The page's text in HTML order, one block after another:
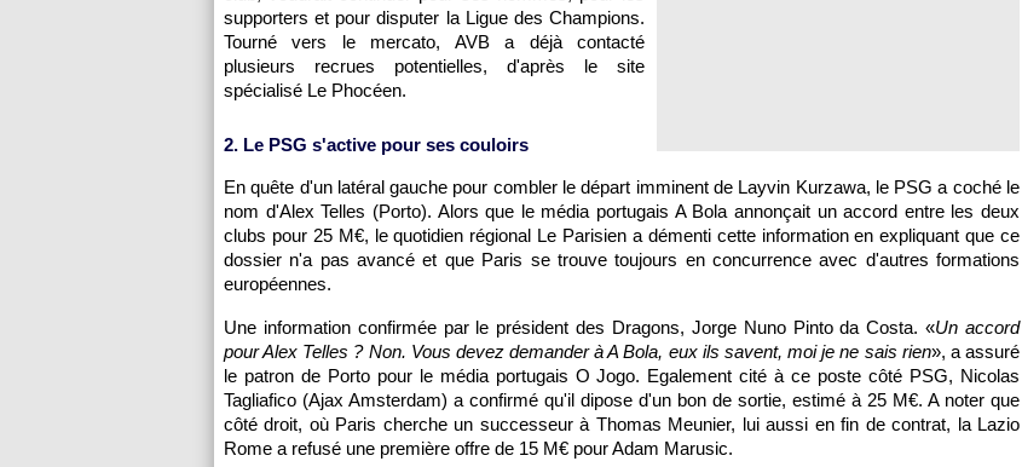
supporters et pour disputer la Ligue des Champions.
Tourné vers le mercato, AVB a déjà contacté
plusieurs recrues potentielles, d'après le site
spécialisé Le Phocéen.
2. Le PSG s'active pour ses couloirs
En quête d'un latéral gauche pour combler le départ imminent de Layvin Kurzawa, le PSG a coché le
nom d'Alex Telles (Porto). Alors que le média portugais A Bola annonçait un accord entre les deux
clubs pour 25 M€, le quotidien régional Le Parisien a démenti cette information en expliquant que ce
dossier n'a pas avancé et que Paris se trouve toujours en concurrence avec d'autres formations
européennes.
Une information confirmée par le président des Dragons, Jorge Nuno Pinto da Costa. «Un accord
pour Alex Telles ? Non. Vous devez demander à A Bola, eux ils savent, moi je ne sais rien», a assuré
le patron de Porto pour le média portugais O Jogo. Egalement cité à ce poste côté PSG, Nicolas
Tagliafico (Ajax Amsterdam) a confirmé qu'il dipose d'un bon de sortie, estimé à 25 M€. A noter que
côté droit, où Paris cherche un successeur à Thomas Meunier, lui aussi en fin de contrat, la Lazio
Rome a refusé une première offre de 15 M€ pour Adam Marusic.